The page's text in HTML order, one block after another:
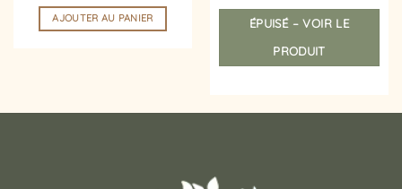
AJOUTER AU PANIER
ÉPUISÉ – VOIR LE
PRODUIT